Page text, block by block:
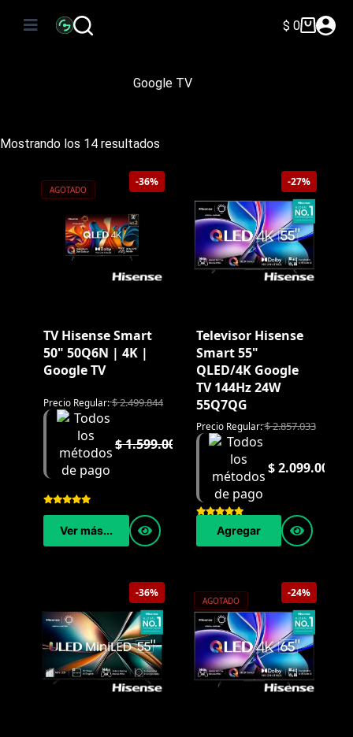
Carro
$ 0
Google TV
Mostrando los 14 resultados
precio:
bajo
-36%
AGOTADO
TV Hisense Smart
50" 50Q6N | 4K |
Google TV
Precio Regular:$2.499.844
$1.599.000
Ver más...
-27%
Televisor Hisense
Smart 55"
QLED/4K Google
TV 144Hz 24W
55Q7QG
Precio Regular:$2.857.033
$2.099.000
Agregar
-36% -24%
AGOTADO